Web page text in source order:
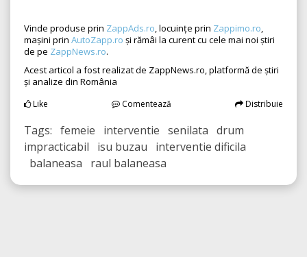
Vinde produse prin ZappAds.ro, locuințe prin Zappimo.ro,
mașini prin AutoZapp.ro și rămâi la curent cu cele mai noi știri
de pe ZappNews.ro.
Acest articol a fost realizat de ZappNews.ro, platformă de știri
și analize din România
Like Comentează Distribuie
Tags: femeie interventie senilata drum
impracticabil isu buzau interventie dificila
balaneasa raul balaneasa